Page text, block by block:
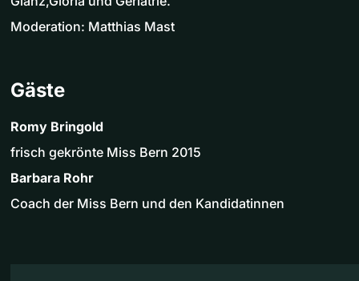
Moderation: Matthias Mast
Gäste
Romy Bringold
frisch gekrönte Miss Bern 2015
Barbara Rohr
Coach der Miss Bern und den Kandidatinnen